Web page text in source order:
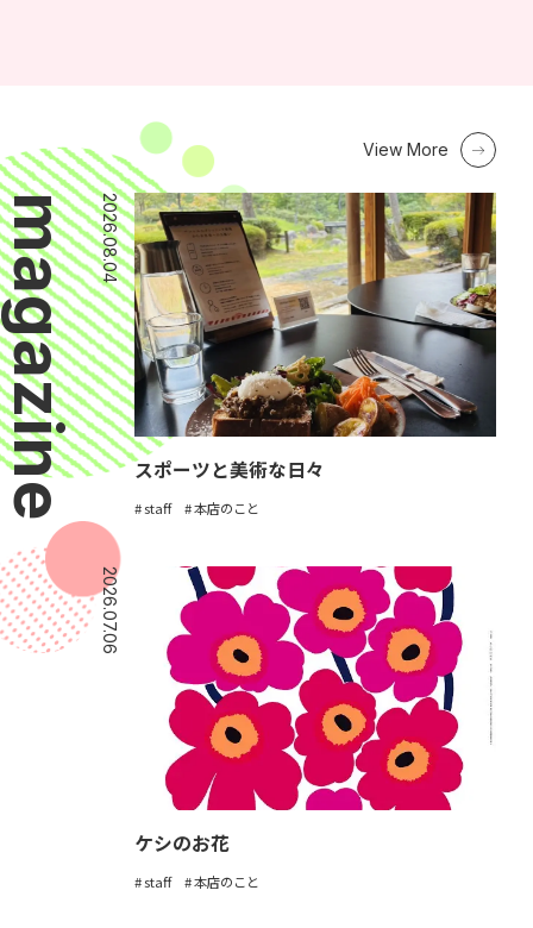
2026.08.04
スポーツと美術な日々
staff 本店のこと
2026.07.06
ケシのお花
staff 本店のこと
View More